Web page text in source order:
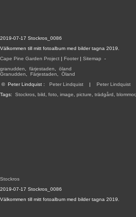
2019-07-17 Stockros_0086
Välkommen till mitt fotoalbum med bilder tagna 2019.
Cape Pine Garden Project | Footer | Sitemap -
granudden
färjestaden
öland
Granudden
Färjestaden
Öland
© Peter Lindquist : Peter Lindquist | Peter Lindquist
Tags: Stockros bild foto image picture trädgård blommor,
Stockros
2019-07-17 Stockros_0086
Välkommen till mitt fotoalbum med bilder tagna 2019.